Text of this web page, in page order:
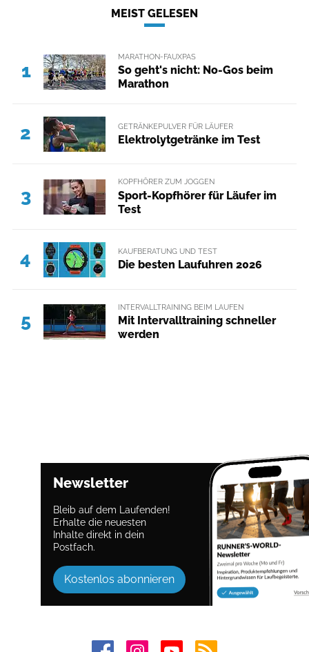
MEIST GELESEN
1
MARATHON-FAUXPAS
So geht's nicht: No-Gos beim
Marathon
2 GETRÄNKEPULVER FÜR LÄUFER
Elektrolytgetränke im Test
3
KOPFHÖRER ZUM JOGGEN
Sport-Kopfhörer für Läufer im
Test
4 KAUFBERATUNG UND TEST
Die besten Laufuhren 2026
5
INTERVALLTRAINING BEIM LAUFEN
Mit Intervalltraining schneller
werden
Newsletter
Bleib auf dem Laufenden!
Erhalte die neuesten
Inhalte direkt in dein
Postfach.
Kostenlos abonnieren